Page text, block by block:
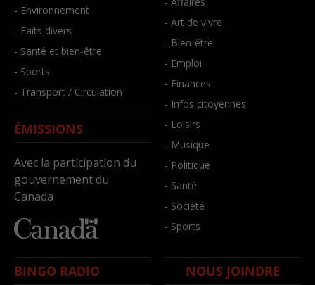
- Environnement
- Faits divers
- Santé et bien-être
- Sports
- Transport / Circulation
ÉMISSIONS
Avec la participation du
gouvernement du
Canada
- Art de vivre
- Bien-être
- Emploi
- Finances
- Infos citoyennes
- Loisirs
- Musique
- Politique
- Santé
- Société
- Sports
BINGO RADIO NOUS JOINDRE